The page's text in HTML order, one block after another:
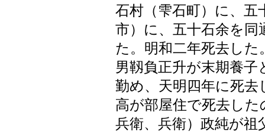
石村（雫石町）に、五
市）に、五十石余を同
た。明和二年死去した
男靱負正升が末期養
勤め、天明四年に死去
高が部屋住で死去し
兵衛、兵衛）政純が祖